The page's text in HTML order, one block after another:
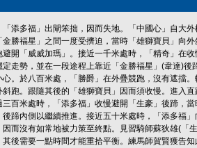
「添多福」出閘笨拙，因而失地。「中國心」自大
勝福星」之間一度受擠迫，當時「雄獅寶貝」向
開「威威加瑪」。接近一千米處時，「精奇」在
走勢，並在一段途程上靠近「金勝福星」(韋達)
。於八百米處，「勝爵」在外疊競跑，沒有遮擋
跑。跟隨其後的「雄獅寶貝」因而須收慢。進入
三百米處時，「添多福」收慢避開「生豪」後蹄，
後蹄內側以繼續推進。接近五十米處時，「添多福
因而沒有如常地被力策至終點。見習騎師蘇狄雄(
其後需要一點時間才能重拾平衡。練馬師賀賢獲告